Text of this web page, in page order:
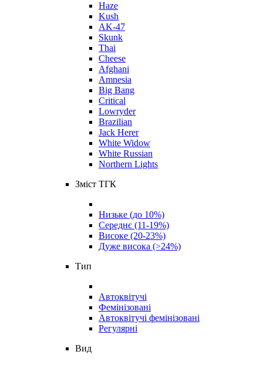
Haze
Kush
AK-47
Skunk
Thai
Cheese
Afghani
Amnesia
Big Bang
Critical
Lowryder
Brazilian
Jack Herer
White Widow
White Russian
Northern Lights
Зміст ТГК
Низьке (до 10%)
Середнє (11-19%)
Високе (20-23%)
Дуже висока (>24%)
Тип
Автоквітучі
Фемінізовані
Автоквітучі фемінізовані
Регулярні
Вид